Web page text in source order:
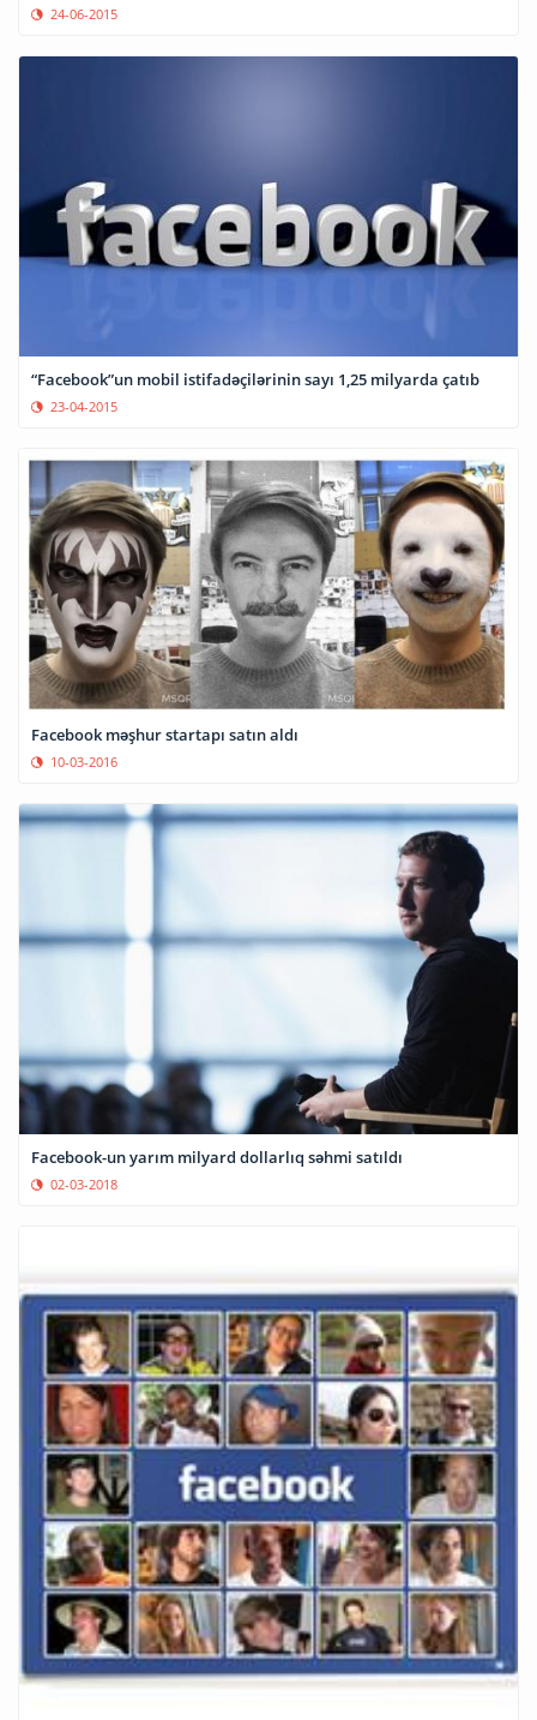
24-06-2015
“Facebook”un mobil istifadəçilərinin sayı 1,25 milyarda çatıb
23-04-2015
Facebook məşhur startapı satın aldı
10-03-2016
Facebook-un yarım milyard dollarlıq səhmi satıldı
02-03-2018